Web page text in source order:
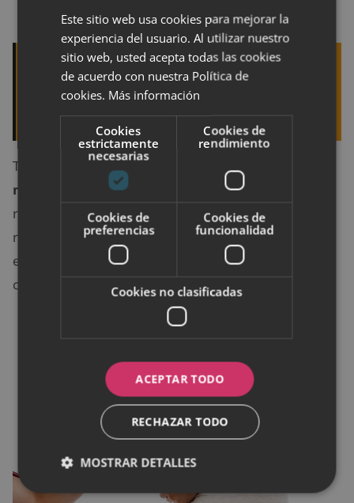
retira la aguja y colocará un vendaje
Quizá te interese leer:
10 alimentos
recomendados para embarazadas que deberías
incluir
Todo el procedimiento
dura entre 30 segundos y 2
minutos
. Luego, tu médico guardará el líquido en un
recipiente especial y lo enviará para su análisis. Los
resultados suelen llegar en dos semanas, momento
en el que puedes reunirte con tu médico para
comentarlos.
Este sitio web usa cookies para mejorar la
experiencia del usuario. Al utilizar nuestro
sitio web, usted acepta todas las cookies
de acuerdo con nuestra Política de
cookies. Más información
Cookies
estrictamente
necesarias
Cookies de
rendimiento
Cookies de
preferencias
Cookies de
funcionalidad
Cookies no clasificadas
ACEPTAR TODO
RECHAZAR TODO
MOSTRAR DETALLES